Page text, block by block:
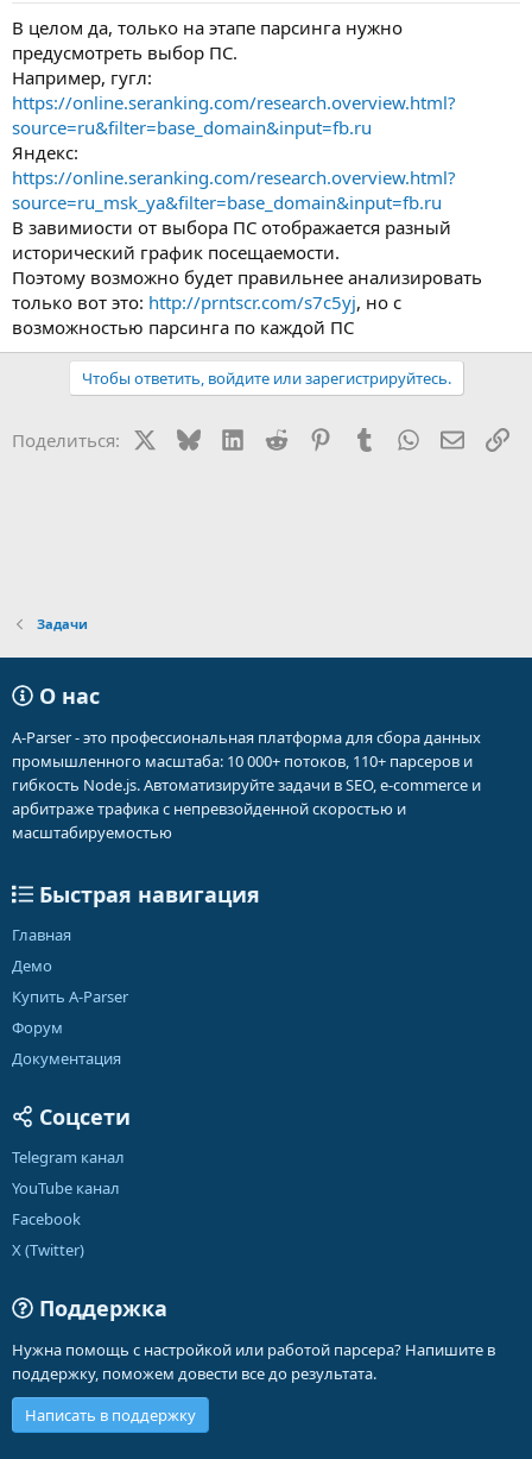
В целом да, только на этапе парсинга нужно
предусмотреть выбор ПС.
Например, гугл:
https://online.seranking.com/research.overview.html?
source=ru&filter=base_domain&input=fb.ru
Яндекс:
https://online.seranking.com/research.overview.html?
source=ru_msk_ya&filter=base_domain&input=fb.ru
В завимиости от выбора ПС отображается разный
исторический график посещаемости.
Поэтому возможно будет правильнее анализировать
только вот это: http://prntscr.com/s7c5yj, но с
возможностью парсинга по каждой ПС
Чтобы ответить, войдите или зарегистрируйтесь.
Поделиться: BlueskyLinkedIn
Reddit PinterestTumblr WhatsApp
Задачи
О нас
A-Parser - это профессиональная платформа для сбора данных
промышленного масштаба: 10 000+ потоков, 110+ парсеров и
гибкость Node.js. Автоматизируйте задачи в SEO, e-commerce и
арбитраже трафика с непревзойденной скоростью и
масштабируемостью
Быстрая навигация
Главная
Демо
Купить A-Parser
Форум
Документация
Соцсети
Telegram канал
YouTube канал
Facebook
X (Twitter)
Поддержка
Нужна помощь с настройкой или работой парсера? Напишите в
поддержку, поможем довести все до результата.
Написать в поддержку